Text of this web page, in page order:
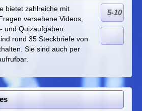
bietet zahlreiche mit
versehene Videos,
und Quizaufgaben.
rund 35 Steckbriefe von
Sie sind auch per
5-10